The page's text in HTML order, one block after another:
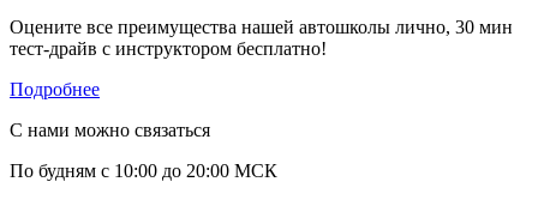
Оцените все преимущества нашей автошколы лично, 30 мин
тест-драйв с инструктором бесплатно!
Подробнее
С нами можно связаться
По будням с 10:00 до 20:00 МСК